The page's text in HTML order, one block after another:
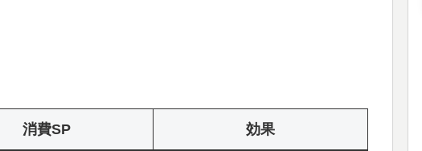
消費SP 効果